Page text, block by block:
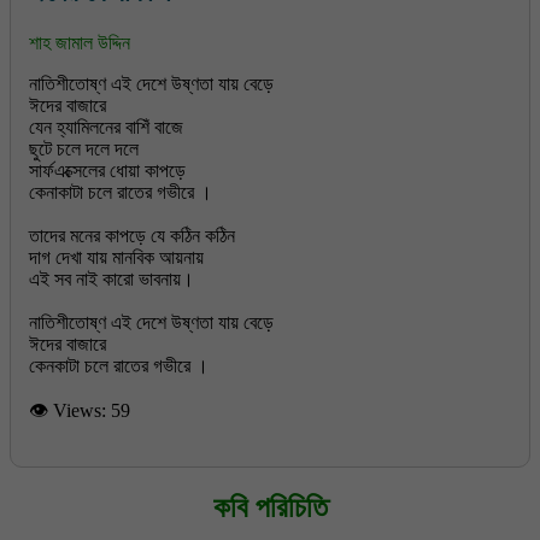
শাহ জামাল উদ্দিন
নাতিশীতোষ্ণ এই দেশে উষ্ণতা যায় বেড়ে
ঈদের বাজারে
যেন হ্যামিলনের বাশিঁ বাজে
ছুটে চলে দলে দলে
সার্ফএক্সেলের ধোয়া কাপড়ে
কেনাকাটা চলে রাতের গভীরে ।
তাদের মনের কাপড়ে যে কঠিন কঠিন
দাগ দেখা যায় মানবিক আয়নায়
এই সব নাই কারো ভাবনায়।
নাতিশীতোষ্ণ এই দেশে উষ্ণতা যায় বেড়ে
ঈদের বাজারে
👁 Views: 59
কবি পরিচিতি